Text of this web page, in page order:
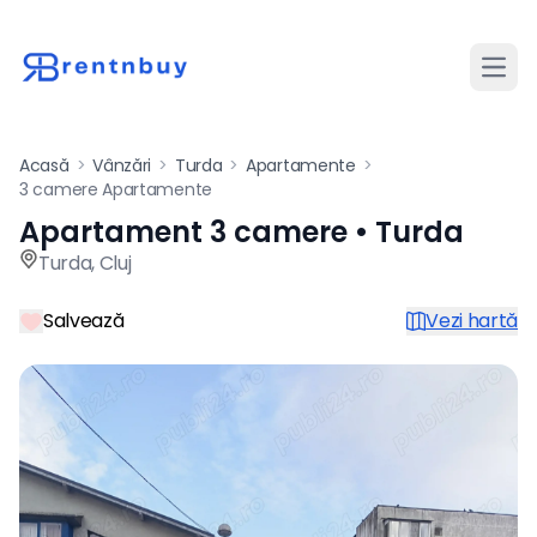
Acasă > Vânzări > Turda > Apartamente >
3 camere Apartamente
Apartament de vânzare cu
Apartament 3 camere • Turda
Turda,Cluj
Salvează Vezi hartă